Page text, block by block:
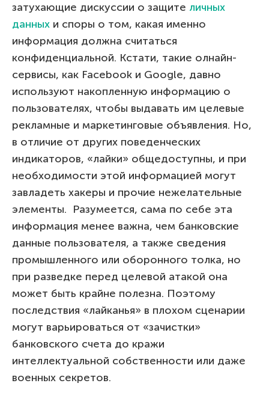
затухающие дискуссии о защите личных
данных и споры о том, какая именно
информация должна считаться
конфиденциальной. Кстати, такие олнайн-
сервисы, как Facebook и Google, давно
используют накопленную информацию о
пользователях, чтобы выдавать им целевые
рекламные и маркетинговые объявления. Но,
в отличие от других поведенческих
индикаторов, «лайки» общедоступны, и при
необходимости этой информацией могут
завладеть хакеры и прочие нежелательные
элементы. Разумеется, сама по себе эта
информация менее важна, чем банковские
данные пользователя, а также сведения
промышленного или оборонного толка, но
при разведке перед целевой атакой она
может быть крайне полезна. Поэтому
последствия «лайканья» в плохом сценарии
могут варьироваться от «зачистки»
банковского счета до кражи
интеллектуальной собственности или даже
военных секретов.